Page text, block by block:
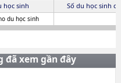
học sinh Số du học sinh
du học sinh
đã xem gần đây